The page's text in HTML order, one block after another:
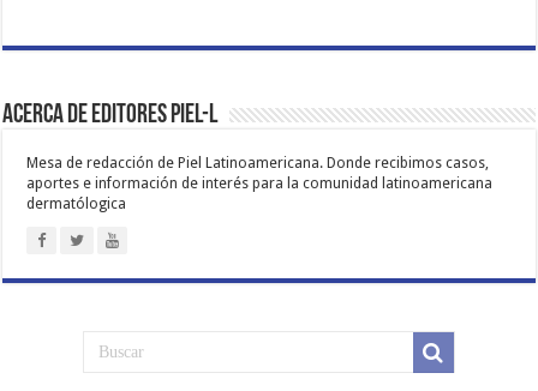
Acerca de Editores PIEL-L
Mesa de redacción de Piel Latinoamericana. Donde recibimos casos,
aportes e información de interés para la comunidad latinoamericana
dermatólogica